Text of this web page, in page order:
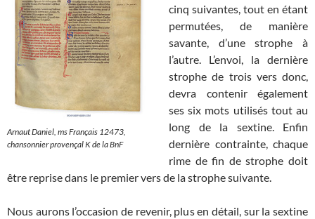
Arnaut Daniel, ms Français 12473,
chansonnier provençal K de la BnF
cinq suivantes, tout en étant
permutées, de manière
savante, d’une strophe à
l’autre. L’envoi, la dernière
strophe de trois vers donc,
devra contenir également
ses six mots utilisés tout au
long de la sextine. Enfin
dernière contrainte, chaque
rime de fin de strophe doit
être reprise dans le premier vers de la strophe suivante.
Nous aurons l’occasion de revenir, plus en détail, sur la sextine